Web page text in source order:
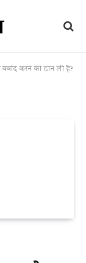
करने की ठान ली है?